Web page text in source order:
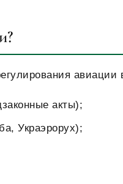
авиации
акты);
Украэрорух);